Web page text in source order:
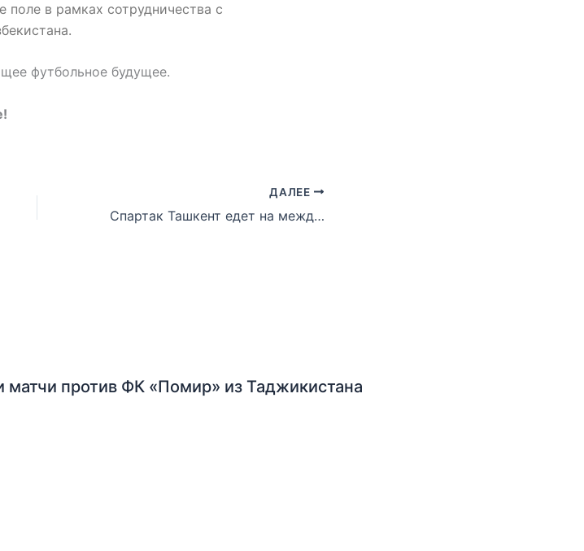
поле в рамках сотрудничества с
футбольное будущее.
ДАЛЕЕ
Спартак Ташкент едет на международный турнир в Париж
матчи против ФК «Помир» из Таджикистана